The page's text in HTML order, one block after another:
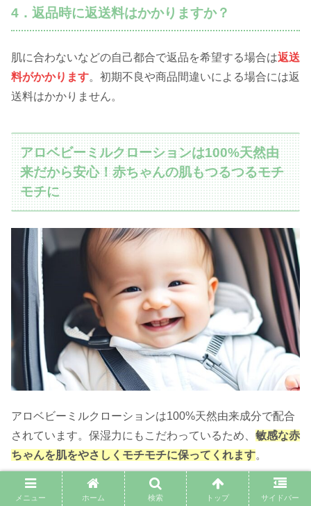
4．返品時に返送料はかかりますか？
肌に合わないなどの自己都合で返品を希望する場合は返送
料がかかります。初期不良や商品間違いによる場合には返
送料はかかりません。
アロベビーミルクローションは100%天然由
来だから安心！赤ちゃんの肌もつるつるモチ
モチに
アロベビーミルクローションは100%天然由来成分で配合
されています。保湿力にもこだわっているため、 敏感な赤
ちゃんを肌をやさしくモチモチに保ってくれます。
「赤ちゃんの肌荒れが心配」「添加物が極力無いものがい
メニュー ホーム 検索 トップ サイドバー